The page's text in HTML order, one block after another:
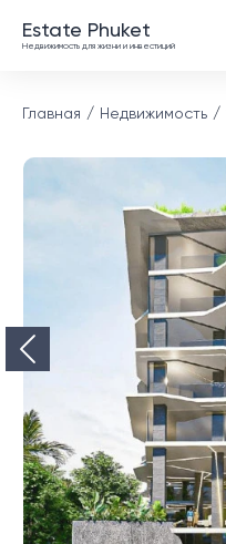
Estate Phuket
Недвижимость для жизни и инвестиций
Главная Недвижимость